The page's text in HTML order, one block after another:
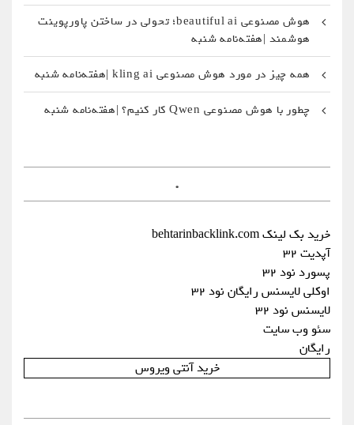
هوش مصنوعی beautiful ai؛ تحولی در ساختن پاورپوینت
هوشمند |هفته‌نامه شنبه
همه چیز در مورد هوش مصنوعی kling ai |هفته‌نامه شنبه
چطور با هوش مصنوعی Qwen کار کنیم؟ |هفته‌نامه شنبه
.
خرید بک لینک behtarinbacklink.com
آپدیت 32
پسورد نود 32
اوکلی لایسنس رایگان نود 32
لایسنس نود 32
سئو وب سایت
رایگان
خرید آنتی ویروس